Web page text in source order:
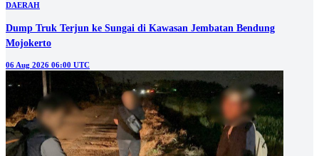
DAERAH
Dump Truk Terjun ke Sungai di Kawasan Jembatan Bendung
Mojokerto
06 Aug 2026 06:00 UTC